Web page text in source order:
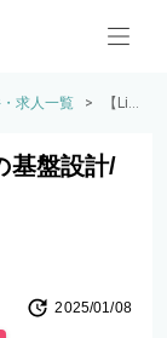
求人一覧 >
【Lin
系シ
構築
基盤設計/
2025/01/08